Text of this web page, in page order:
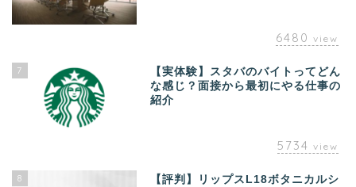
6480 view
7
【実体験】スタバのバイトってどん
な感じ？面接から最初にやる仕事の
紹介
5734 view
8
【評判】リップスL18ボタニカルシ